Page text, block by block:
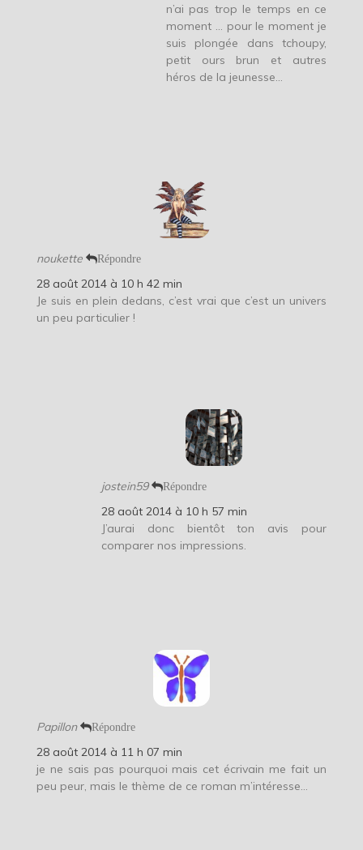
n’ai pas trop le temps en ce
moment … pour le moment je
suis plongée dans tchoupy,
petit ours brun et autres
héros de la jeunesse…
noukette Répondre
28 août 2014 à 10 h 42 min
Je suis en plein dedans, c’est vrai que c’est un univers
un peu particulier !
jostein59 Répondre
28 août 2014 à 10 h 57 min
J’aurai donc bientôt ton avis pour
comparer nos impressions.
Papillon Répondre
28 août 2014 à 11 h 07 min
je ne sais pas pourquoi mais cet écrivain me fait un
peu peur, mais le thème de ce roman m’intéresse…